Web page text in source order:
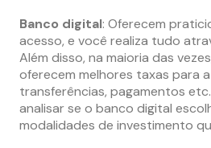
Banco digital: Oferecem
acesso, e você realiza tudo
Além disso, na maioria das
oferecem melhores taxas para
transferências, pagamentos
analisar se o banco digital
modalidades de investimento